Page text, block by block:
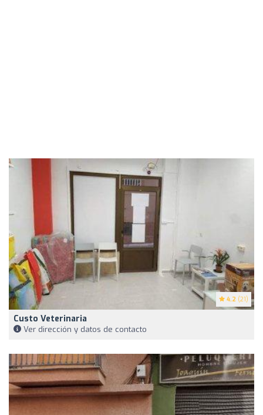
4.2 (21)
Custo Veterinaria
Ver dirección y datos de contacto